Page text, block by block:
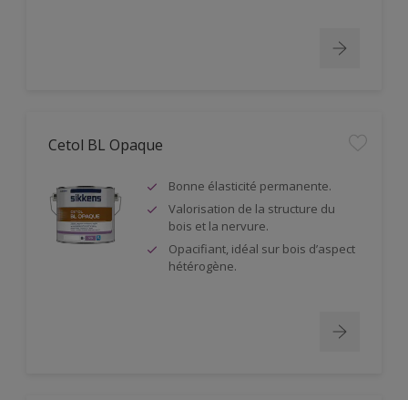
Cetol BL Opaque
Bonne élasticité permanente.
Valorisation de la structure du
bois et la nervure.
Opacifiant, idéal sur bois d’aspect
hétérogène.